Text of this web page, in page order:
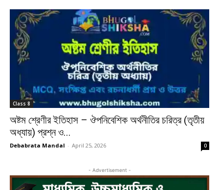
Class 8
অষ্টম শ্রেণীর ইতিহাস – ঔপনিবেশিক অর্থনীতির চরিত্র (তৃতীয়
অধ্যায়) প্রশ্ন ও...
Debabrata Mandal - April 25, 2026 0
- Advertisement -